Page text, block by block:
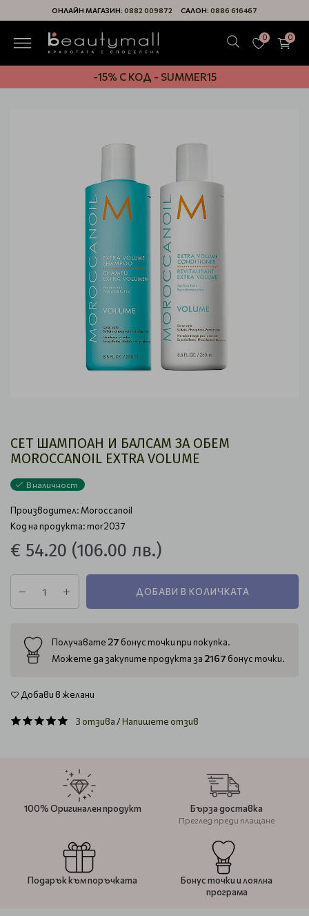
ОНЛАЙН МАГАЗИН: 0882 009872 САЛОН: 0886 616467
0 0
-15% С КОД - SUMMER15
СЕТ ШАМПОАН И БАЛСАМ ЗА ОБЕМ
MOROCCANOIL EXTRA VOLUME
В наличност
Производител: Moroccanoil
Код на продукта: mor2037
€ 54.20 (106.00 лв.)
ДОБАВИ В КОЛИЧКАТА
Получавате 27 бонус точки при покупка.
Можете да закупите продукта за 2167 бонус точки.
Добави в желани
3 отзива/Напишете отзив
100% Оригинален продукт Бърза доставка
Преглед преди плащане
Подарък към поръчката
Бонус точки и лоялна
програма